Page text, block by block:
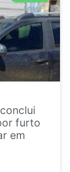
furto
em